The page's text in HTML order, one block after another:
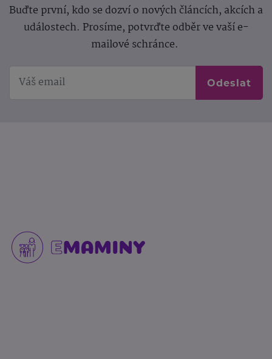
Buďte první, kdo se dozví o nových článcích, akcích a
událostech. Prosíme, potvrďte odběr ve vaší e-
mailové schránce.
Odeslat